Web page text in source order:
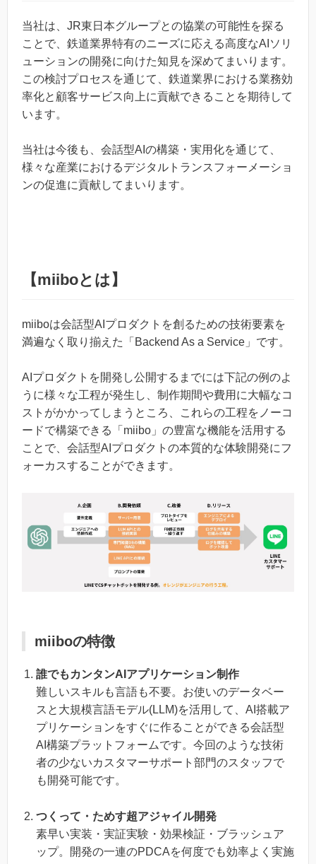
当社は、JR東日本グループとの協業の可能性を探る
ことで、鉄道業界特有のニーズに応える高度なAIソリ
ューションの開発に向けた知見を深めてまいります。
この検討プロセスを通じて、鉄道業界における業務効
率化と顧客サービス向上に貢献できることを期待して
います。
当社は今後も、会話型AIの構築・実用化を通じて、
様々な産業におけるデジタルトランスフォーメーショ
ンの促進に貢献してまいります。
【miiboとは】
miiboは会話型AIプロダクトを創るための技術要素を
満遍なく取り揃えた「Backend As a Service」です。
AIプロダクトを開発し公開するまでには下記の例のよ
うに様々な工程が発生し、制作期間や費用に大幅なコ
ストがかかってしまうところ、これらの工程をノーコ
ードで構築できる「miibo」の豊富な機能を活用する
ことで、会話型AIプロダクトの本質的な体験開発にフ
ォーカスすることができます。
miiboの特徴
誰でもカンタンAIアプリケーション制作
難しいスキルも言語も不要。お使いのデータベー
スと大規模言語モデル(LLM)を活用して、AI搭載ア
プリケーションをすぐに作ることができる会話型
AI構築プラットフォームです。今回のような技術
者の少ないカスタマーサポート部門のスタッフで
も開発可能です。
つくって・ためす超アジャイル開発
素早い実装・実証実験・効果検証・ブラッシュア
ップ。開発の一連のPDCAを何度でも効率よく実施